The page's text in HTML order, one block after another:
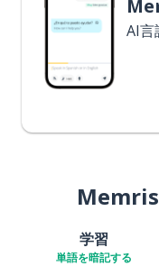
AI言
学習
単語を暗記する